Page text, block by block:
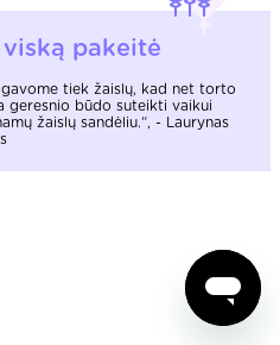
pakeitė
tiek žaislų, kad net torto
geresnio būdo suteikti vaikui
žaislų sandėliu.“, - Laurynas